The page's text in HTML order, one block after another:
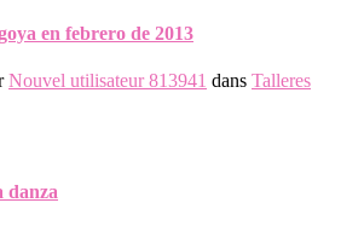
en febrero de 2013
Nouvel utilisateur 813941 dans Talleres
danza